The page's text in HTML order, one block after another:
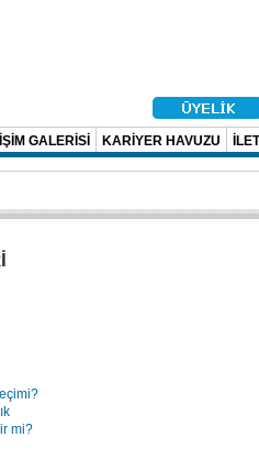
GALERİSİ KARİYER HAVUZU
mi?